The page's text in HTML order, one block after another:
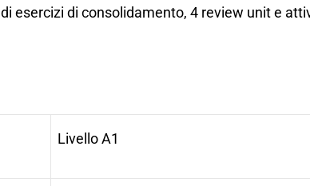
esercizi di consolidamento, 4 review unit e
Livello A1